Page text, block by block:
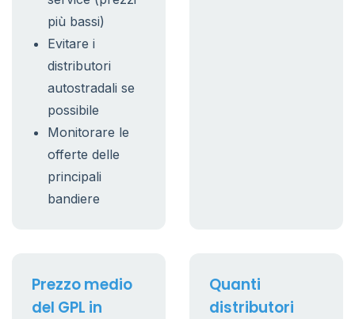
più bassi)
Evitare i
distributori
autostradali se
possibile
Monitorare le
offerte delle
principali
bandiere
Prezzo medio
del GPL in
Quanti
distributori